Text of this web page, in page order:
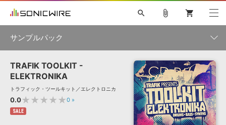
ソフト音源 »
プラグイン・エフェクト »
キャンペーン »
search
初音ミク NT 鏡音リン・レン V4X 巡音ルカ V4X
MEIKO V3
KAITO V3
VOCALOID TOONTRACK
SPITFIRE AUDIO
VIENNA
EZ DRUMMER 3 SERUM
ライセンスフリーBGM
ボーカル抜き出し
DUBSTEP
MUTANT
ROUTER.FM
attach_file shopping_cart
サンプルパック
製品一覧
ジャンル
TRAFIK TOOLKIT -
ELEKTRONIKA
トラフィック・ツールキット／エレクトロニカ
0.0★★★★★0 »
SALE